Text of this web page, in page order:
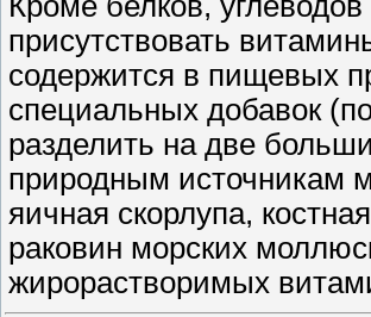
присутствовать
содержится в пищевых
специальных добавок
разделить на две
природным источникам
яичная скорлупа,
раковин морских
жирорастворимых